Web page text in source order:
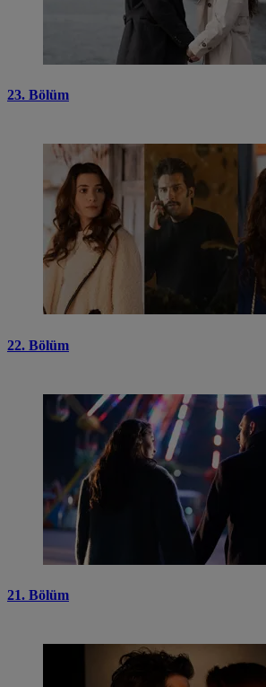
23. Bölüm
22. Bölüm
21. Bölüm